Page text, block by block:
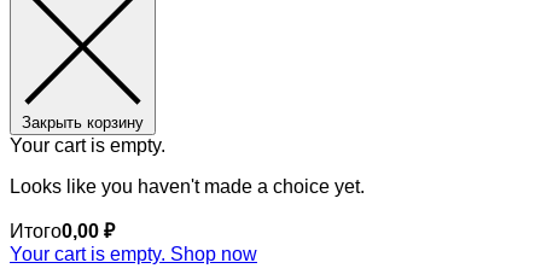
Закрыть корзину
Your cart is empty.
Looks like you haven't made a choice yet.
Итого0,00 ₽
Your cart is empty. Shop now